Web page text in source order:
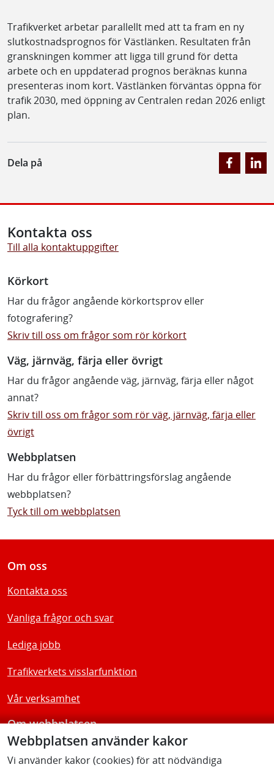
Trafikverket arbetar parallellt med att ta fram en ny
slutkostnadsprognos för Västlänken. Resultaten från
granskningen kommer att ligga till grund för detta
arbete och en uppdaterad prognos beräknas kunna
presenteras inom kort. Västlänken förväntas öppna för
trafik 2030, med öppning av Centralen redan 2026 enligt
plan.
Dela på
Webbplatsen använder kakor
Vi använder kakor (cookies) för att nödvändiga
Kontakta oss
Till alla kontaktuppgifter
Körkort
Har du frågor angående körkortsprov eller
fotografering?
Skriv till oss om frågor som rör körkort
Väg, järnväg, färja eller övrigt
Har du frågor angående väg, järnväg, färja eller något
annat?
Skriv till oss om frågor som rör väg, järnväg, färja eller
övrigt
Webbplatsen
Har du frågor eller förbättringsförslag angående
webbplatsen?
Tyck till om webbplatsen
Om oss
Kontakta oss
Vanliga frågor och svar
Lediga jobb
Trafikverkets visslarfunktion
Vår verksamhet
Om webbplatsen
Tillgänglighetsredogörelse